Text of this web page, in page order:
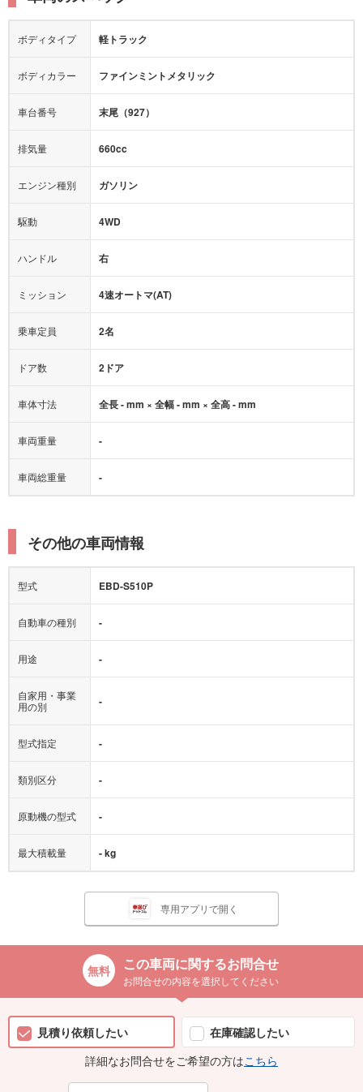
エアロパーツ
ローダウン
シートヒーター
カーナビ：-
ミュージックプレイヤー接続可
後席モニター
カメラ：-
エアバッグ：
あり
衝撃緩和ヘッドレスト
サポカー
アクセル踏み間違い（誤発進）防止装置
アダプティブクルーズコントロール
ヒルディセントコントロール
オートマチックハイビーム
ボディタイプ 軽トラック
ボディカラー ファインミントメタリック
車台番号 末尾（927）
排気量 660cc
エンジン種別 ガソリン
駆動 4WD
ハンドル 右
ミッション 4速オートマ(AT)
乗車定員 2名
ドア数 2ドア
車体寸法 全長 - mm × 全幅 - mm × 全高 - mm
車両重量 -
車両総重量 -
その他の車両情報
型式 EBD-S510P
自動車の種別 -
用途 -
自家用・事業
用の別
-
型式指定 -
類別区分 -
原動機の型式 -
最大積載量 - kg
専用アプリで開く
この車両に関するお問合せ
お問合せの内容を選択してください
見積り依頼したい
在庫確認したい
詳細なお問合せをご希望の方はこちら